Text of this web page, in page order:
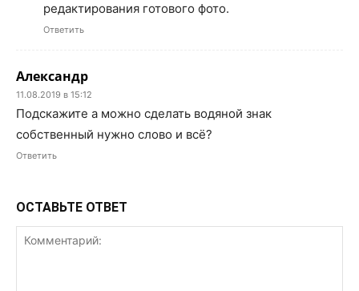
редактирования готового фото.
Ответить
Александр
11.08.2019 в 15:12
Подскажите а можно сделать водяной знак
собственный нужно слово и всё?
Ответить
ОСТАВЬТЕ ОТВЕТ